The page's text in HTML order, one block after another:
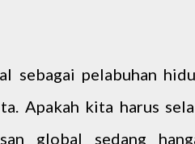
sebagai pelabuhan
Apakah kita harus
global sedang